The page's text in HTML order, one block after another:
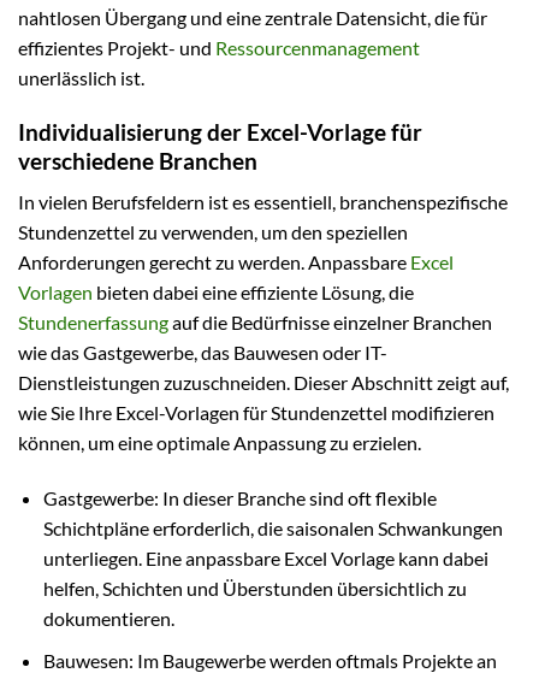
nahtlosen Übergang und eine zentrale Datensicht, die für
effizientes Projekt- und Ressourcenmanagement
unerlässlich ist.
Individualisierung der Excel-Vorlage für
verschiedene Branchen
In vielen Berufsfeldern ist es essentiell, branchenspezifische
Stundenzettel zu verwenden, um den speziellen
Anforderungen gerecht zu werden. Anpassbare Excel
Vorlagen bieten dabei eine effiziente Lösung, die
Stundenerfassungauf die Bedürfnisse einzelner Branchen
wie das Gastgewerbe, das Bauwesen oder IT-
Dienstleistungen zuzuschneiden. Dieser Abschnitt zeigt auf,
wie Sie Ihre Excel-Vorlagen für Stundenzettel modifizieren
können, um eine optimale Anpassung zu erzielen.
Gastgewerbe: In dieser Branche sind oft flexible
Schichtpläne erforderlich, die saisonalen Schwankungen
unterliegen. Eine anpassbare Excel Vorlage kann dabei
helfen, Schichten und Überstunden übersichtlich zu
dokumentieren.
Bauwesen: Im Baugewerbe werden oftmals Projekte an